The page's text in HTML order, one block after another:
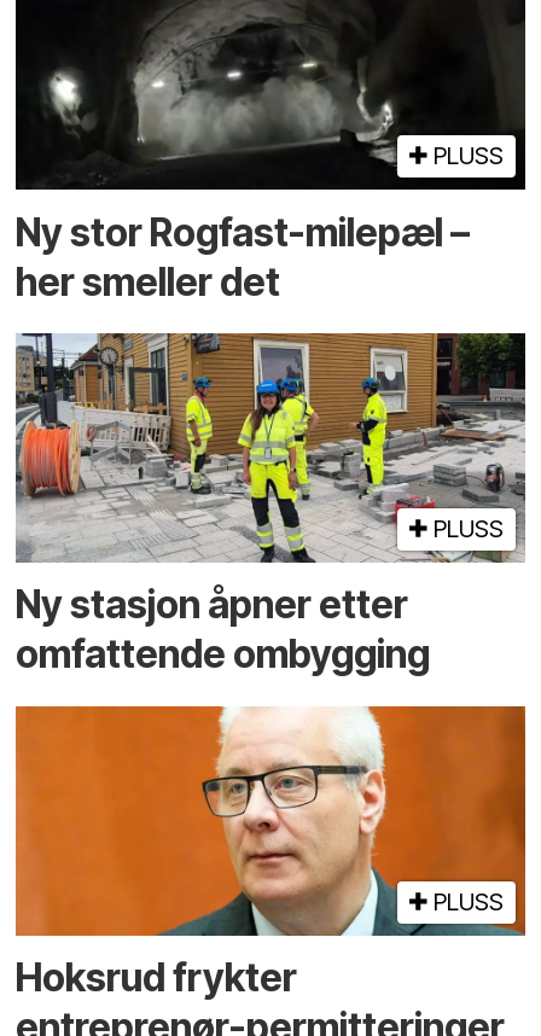
PLUSS
Ny stor Rogfast-milepæl –
her smeller det
PLUSS
Ny stasjon åpner etter
omfattende ombygging
PLUSS
Hoksrud frykter